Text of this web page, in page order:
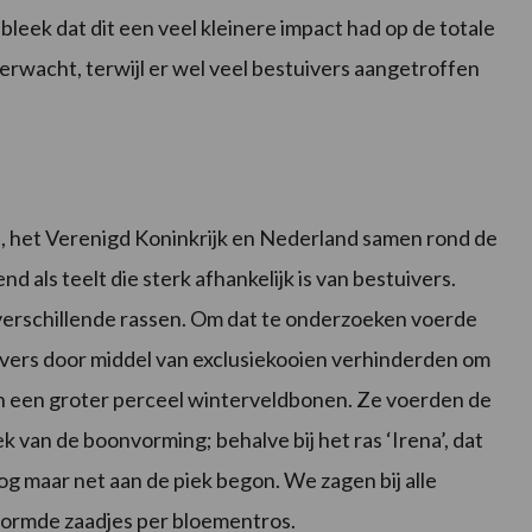
dat dit een veel kleinere impact had op de totale
terwijl er wel veel bestuivers aangetroffen
Verenigd Koninkrijk en Nederland samen rond de
als teelt die sterk afhankelijk is van bestuivers.
rassen. Om dat te onderzoeken voerde
door middel van exclusiekooien verhinderden om
een groter perceel winterveldbonen. Ze voerden de
de boonvorming; behalve bij het ras ‘Irena’, dat
maar net aan de piek begon. We zagen bij alle
zaadjes per bloementros.